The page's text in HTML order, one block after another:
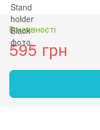
В наявності
595 грн